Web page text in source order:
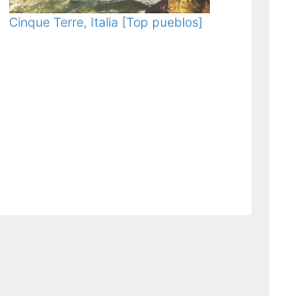
Cinque Terre, Italia [Top pueblos]